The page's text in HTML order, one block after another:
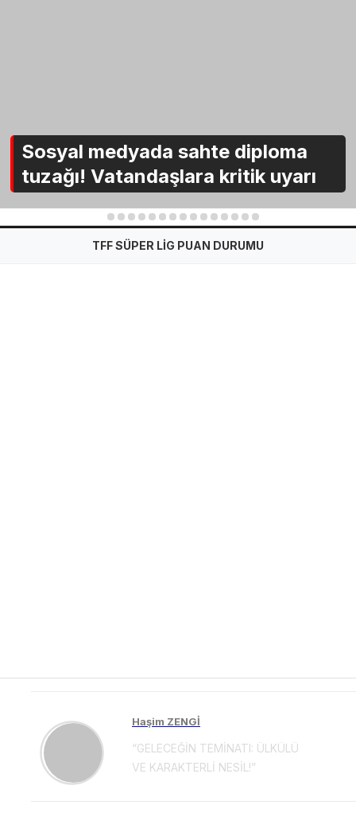
Sosyal medyada sahte diploma
tuzağı! Vatandaşlara kritik uyarı
2 3 4 5 6 7 8 9 10 11 12 13 14 15
TFF SÜPER LİG PUAN DURUMU
Haşim ZENGİ
“GELECEĞİN TEMİNATI: ÜLKÜLÜ
VE KARAKTERLİ NESİL!”